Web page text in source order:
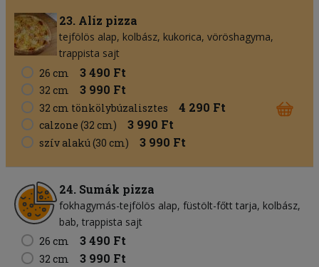
23. Alíz pizza
tejfölös alap kolbász kukorica vöröshagyma
trappista sajt
26 cm
3 490 Ft
32 cm 3 990 Ft
32 cm tönkölybúzalisztes 4 290 Ft
calzone (32 cm) 3 990 Ft
szív alakú (30 cm) 3 990 Ft
24. Sumák pizza
fokhagymás-tejfölös alap füstölt-főtt tarja kolbász
bab trappista sajt
26 cm
3 490 Ft
32 cm 3 990 Ft